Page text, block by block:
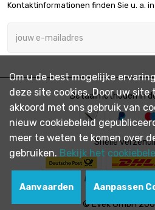
Kontaktinformationen finden Sie u. a.
Betaalmethoden in
Snelle
© Evek GmbH
Om u de best mogelijke
deze site cookies. Door uw site
akkoord met ons gebruik van
nieuw cookiebeleid
meer te weten te komen over
gebruiken. Bekijk het
Aanvaarden Aanpassen